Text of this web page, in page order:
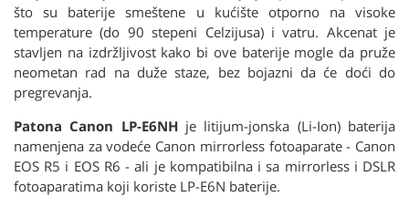
što su baterije smeštene u kućište otporno na visoke
temperature (do 90 stepeni Celzijusa) i vatru. Akcenat je
stavljen na izdržljivost kako bi ove baterije mogle da pruže
neometan rad na duže staze, bez bojazni da će doći do
pregrevanja.
Patona Canon LP-E6NH je litijum-jonska (Li-Ion) baterija
namenjena za vodeće Canon mirrorless fotoaparate - Canon
EOS R5 i EOS R6 - ali je kompatibilna i sa mirrorless i DSLR
fotoaparatima koji koriste LP-E6N baterije.